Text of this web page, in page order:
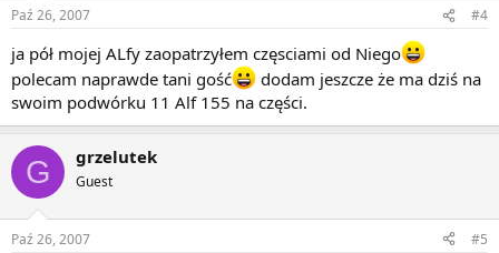
Paź 26, 2007 #4
ja pół mojej ALfy zaopatrzyłem częsciami od Niego
polecam naprawde tani gość
dodam jeszcze że ma dziś na
swoim podwórku 11 Alf 155 na części.
G grzelutek
Guest
Paź 26, 2007 #5